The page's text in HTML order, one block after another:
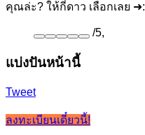
คุณล่ะ? ให้กี่ดาว เลือกเลย ➜:
/5,
แบ่งปันหน้านี้
Tweet
ลงทะเบียนเดี๋ยวนี้!